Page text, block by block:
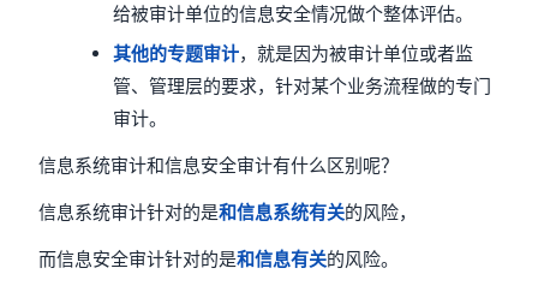
给被审计单位的信息安全情况做个整体评估。
其他的专题审计，就是因为被审计单位或者监
管、管理层的要求，针对某个业务流程做的专门
审计。
信息系统审计和信息安全审计有什么区别呢？
信息系统审计针对的是和信息系统有关的风险，
而信息安全审计针对的是和信息有关的风险。